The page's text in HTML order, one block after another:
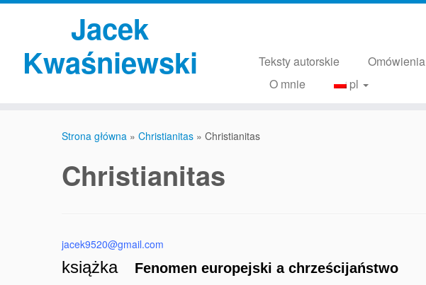
Przejdź
Jacek
Kwaśniewski
Teksty autorskie Omówienia
O mnie
pl
Strona główna » Christianitas » Christianitas
Christianitas
jacek9520@gmail.com
książkaFenomen europejski a chrześcijaństwo